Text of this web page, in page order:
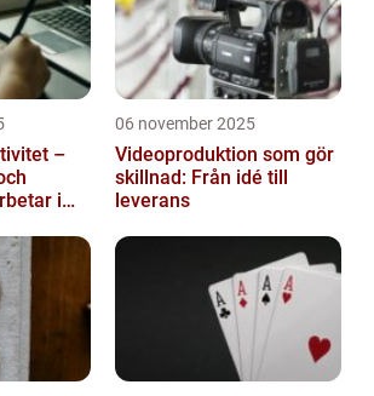
–
i
06 november 2025
Videoproduktion som gör
skillnad: Från idé till
leverans